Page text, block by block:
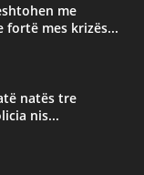
me
mes krizës...
natës tre
nis...